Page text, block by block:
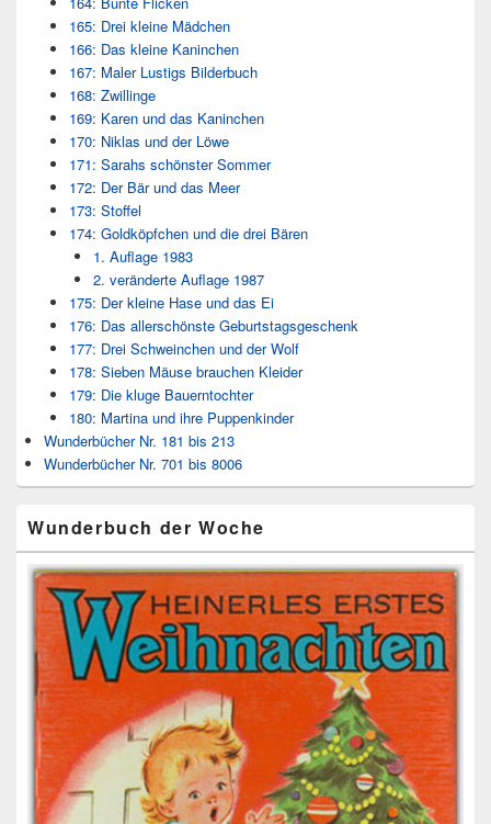
165: Drei kleine Mädchen
166: Das kleine Kaninchen
167: Maler Lustigs Bilderbuch
168: Zwillinge
169: Karen und das Kaninchen
170: Niklas und der Löwe
171: Sarahs schönster Sommer
172: Der Bär und das Meer
173: Stoffel
174: Goldköpfchen und die drei Bären
1. Auflage 1983
2. veränderte Auflage 1987
175: Der kleine Hase und das Ei
176: Das allerschönste Geburtstagsgeschenk
177: Drei Schweinchen und der Wolf
178: Sieben Mäuse brauchen Kleider
179: Die kluge Bauerntochter
180: Martina und ihre Puppenkinder
Wunderbücher Nr. 181 bis 213
Wunderbücher Nr. 701 bis 8006
Wunderbuch der Woche